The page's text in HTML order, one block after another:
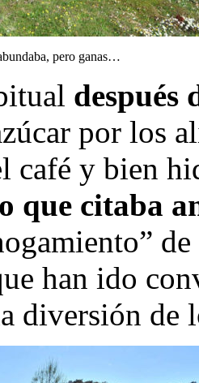
pero ganas…
después
por los
café y bien
que citaba
han ido
diversión de